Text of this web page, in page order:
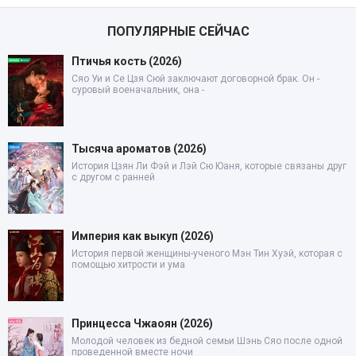
ПОПУЛЯРНЫЕ СЕЙЧАС
Птичья кость (2026)
Сяо Уи и Се Цзя Сюй заключают договорной брак. Он -
суровый военачальник, она -
Тысяча ароматов (2026)
История Цзян Ли Фэй и Лэй Сю Юаня, которые связаны друг
с другом с ранней
Империя как выкуп (2026)
История первой женщины-ученого Мэн Тин Хуэй, которая с
помощью хитрости и ума
Принцесса Чжаоян (2026)
Молодой человек из бедной семьи Шэнь Сяо после одной
проведенной вместе ночи